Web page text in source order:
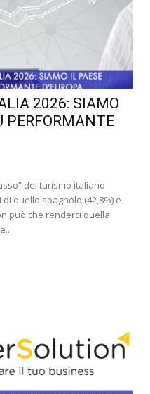
2026: SIAMO
PERFORMANTE
del turismo italiano
quello spagnolo (42,8%) e
può che renderci quella